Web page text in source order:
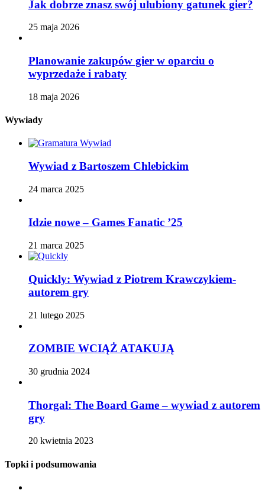
Jak dobrze znasz swój ulubiony gatunek gier?
25 maja 2026
Planowanie zakupów gier w oparciu o
wyprzedaże i rabaty
18 maja 2026
Wywiady
Wywiad z Bartoszem Chlebickim
24 marca 2025
Idzie nowe – Games Fanatic ’25
21 marca 2025
Quickly: Wywiad z Piotrem Krawczykiem-
autorem gry
21 lutego 2025
ZOMBIE WCIĄŻ ATAKUJĄ
30 grudnia 2024
Thorgal: The Board Game – wywiad z autorem
gry
20 kwietnia 2023
Topki i podsumowania